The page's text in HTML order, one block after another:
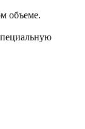
объеме.